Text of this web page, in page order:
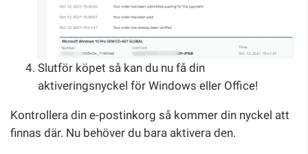
Slutför köpet så kan du nu få din
aktiveringsnyckel för Windows eller Office!
Kontrollera din e-postinkorg så kommer din nyckel att
finnas där. Nu behöver du bara aktivera den.